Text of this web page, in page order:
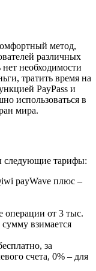
метод,
различных
нет необходимости
тратить время на
PayPass и
использоваться в
мира.
следующие тарифы:
payWave плюс –
операции от 3 тыс.
взимается
за
счета, 0% – для